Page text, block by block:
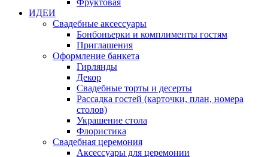
Фруктовая
ИДЕИ
Свадебные аксессуары
Бонбоньерки и комплименты гостям
Приглашения
Оформление банкета
Гирлянды
Декор
Свадебные торты и десерты
Рассадка гостей (карточки, план, номера
столов)
Украшение стола
Флористика
Свадебная церемония
Аксессуары для церемонии